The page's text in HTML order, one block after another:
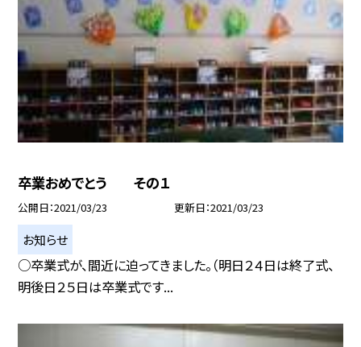
卒業おめでとう その１
公開日 2021/03/23 更新日 2021/03/23
お知らせ
○卒業式が、間近に迫ってきました。（明日２４日は終了式、
明後日２５日は卒業式です...